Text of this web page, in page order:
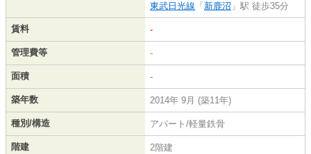
東武日光線 「 新鹿沼 」駅 徒歩35分
賃料 -
管理費等 -
面積 -
築年数 2014年 9月 (築11年)
種別/構造 アパート/軽量鉄骨
階建 2階建